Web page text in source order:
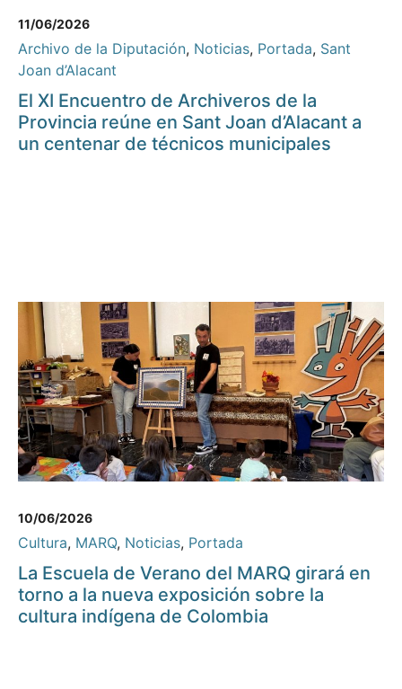
11/06/2026
Archivo de la Diputación, Noticias, Portada, Sant
Joan d’Alacant
El XI Encuentro de Archiveros de la
Provincia reúne en Sant Joan d’Alacant a
un centenar de técnicos municipales
10/06/2026
Cultura, MARQ, Noticias, Portada
La Escuela de Verano del MARQ girará en
torno a la nueva exposición sobre la
cultura indígena de Colombia